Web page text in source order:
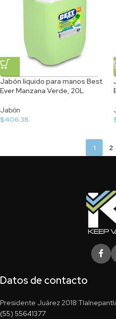
Jabón líquido para manos Best
Ever Manzana Verde, 20L
Jabón
$406.38
1 2
Datos de contacto
Presidente Juárez 2018
(55) 55641377